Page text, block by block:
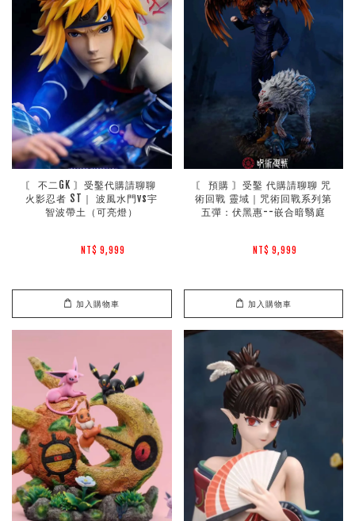
〘 不二GK 〙受鑿代購請聊聊
火影忍者 ST｜ 波風水門vs宇
智波帶土（可亮燈）
NT$ 9,999
加入購物車
〘 預購 〙受鑿 代購請聊聊 咒
術回戰 靈域｜咒術回戰系列第
五彈：伏黑惠--嵌合暗翳庭
NT$ 9,999
加入購物車